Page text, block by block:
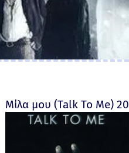
Mansion) - 2023
Μίλα μου (Talk To Me)